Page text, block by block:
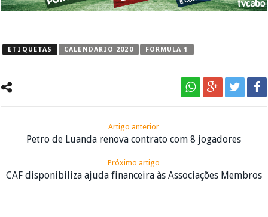
ETIQUETAS CALENDÁRIO 2020 FORMULA 1
Artigo anterior
Petro de Luanda renova contrato com 8 jogadores
Próximo artigo
CAF disponibiliza ajuda financeira às Associações Membros